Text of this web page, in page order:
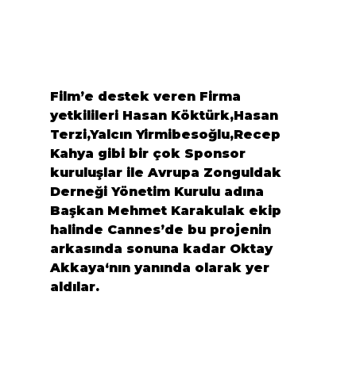
Film’e destek veren Firma
yetkilileri Hasan Köktürk,Hasan
Terzi,Yalcın Yirmibesoğlu,Recep
Kahya gibi bir çok Sponsor
kuruluşlar ile Avrupa Zonguldak
Derneği Yönetim Kurulu adına
Başkan Mehmet Karakulak ekip
halinde Cannes’de bu projenin
arkasında sonuna kadar Oktay
Akkaya‘nın yanında olarak yer
aldılar.